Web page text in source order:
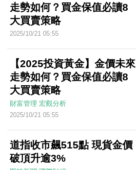
走勢如何？買金保值必讀8
大買賣策略
2025/10/21 05:55
【2025投資黃金】金價未來
走勢如何？買金保值必讀8
大買賣策略
財富管理 宏觀分析
2025/10/21 05:55
道指收市飆515點 現貨金價
破頂升逾3%